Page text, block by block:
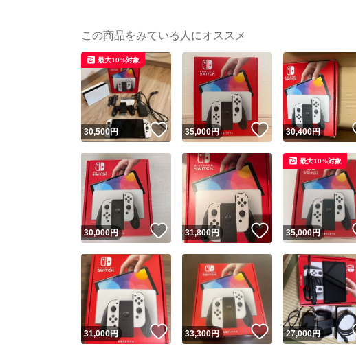
この商品をみている人にオススメ
30,500円 いいね！
最大10%対象
35,000円 いいね！
30,400円
30,000円 いいね！
31,800円 いいね！
35,000円
最大10%対象
31,000円 いいね！
33,300円 いいね！
27,000円